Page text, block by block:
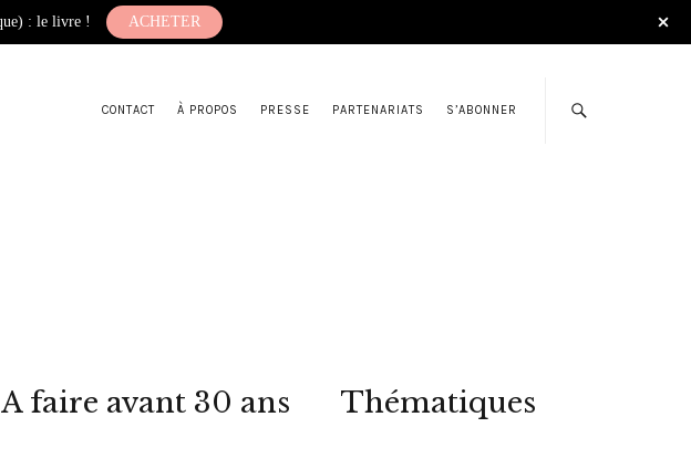
CONTACT À PROPOS PRESSE PARTENARIATS S’ABONNER
A faire avant 30 ans Thématiques
: le livre ! ACHETER